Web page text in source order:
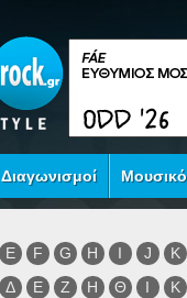
Διαγωνισμοί
E F G H I J K
Δ Ε Ζ Η Θ Ι Κ